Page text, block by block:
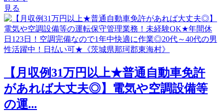
見る
【月収例31万円以上★普通自動車免許
があれば大丈夫◎】電気や空調設備等
の運...